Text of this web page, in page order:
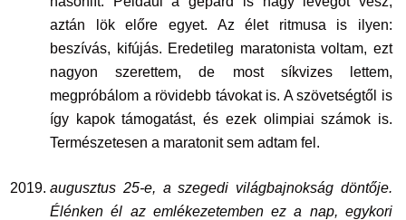
aztán lök előre egyet. Az élet ritmusa is ilyen:
beszívás, kifújás. Eredetileg maratonista voltam, ezt
nagyon szerettem, de most síkvizes lettem,
megpróbálom a rövidebb távokat is. A szövetségtől is
így kapok támogatást, és ezek olimpiai számok is.
Természetesen a maratonit sem adtam fel.
augusztus 25-e, a szegedi világbajnokság döntője.
Élénken él az emlékezetemben ez a nap, egykori